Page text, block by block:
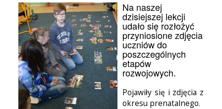
Na naszej
dzisiejszej lekcji
udało się rozłożyć
przyniosione zdjęcia
uczniów do
poszczególnych
etapów
rozwojowych.
Pojawiły się i zdjęcia z
okresu prenatalnego.